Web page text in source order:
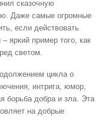
сказочную
Даже самые огромные
если действовать
яркий пример того, как
светом.
цикла о
интрига, юмор,
борьба добра и зла. Эта
на добрые